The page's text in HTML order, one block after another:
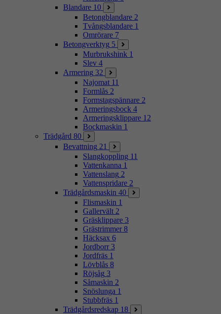
Blandare 10
Betongblandare 2
Tvångsblandare 1
Omrörare 7
Betongverktyg 5
Murbrukshink 1
Slev 4
Armering 32
Najomat 11
Formlås 2
Formstagspännare 2
Armeringsbock 4
Armeringsklippare 12
Bockmaskin 1
Trädgård 80
Bevattning 21
Slangkoppling 11
Vattenkanna 1
Vattenslang 2
Vattenspridare 2
Trädgårdsmaskin 40
Flismaskin 1
Gallervält 2
Gräsklippare 3
Grästrimmer 8
Häcksax 6
Jordborr 3
Jordfräs 1
Lövblås 8
Röjsåg 3
Såmaskin 2
Snöslunga 1
Stubbfräs 1
Trädgårdsredskap 18